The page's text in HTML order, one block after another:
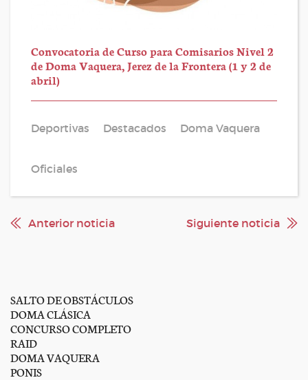
Convocatoria de Curso para Comisarios Nivel 2
de Doma Vaquera, Jerez de la Frontera (1 y 2 de
abril)
Deportivas Destacados Doma Vaquera
Oficiales
Anterior noticia Siguiente noticia
SALTO DE OBSTÁCULOS
DOMA CLÁSICA
CONCURSO COMPLETO
RAID
DOMA VAQUERA
PONIS